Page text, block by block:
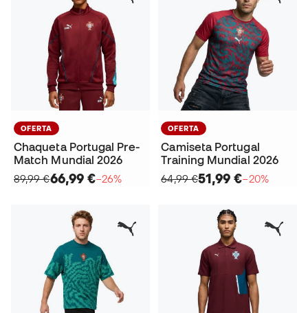
OFERTA
Chaqueta Portugal Pre-
Match Mundial 2026
89,99 €66,99 €−26%
OFERTA
Camiseta Portugal
Training Mundial 2026
64,99 €51,99 €−20%